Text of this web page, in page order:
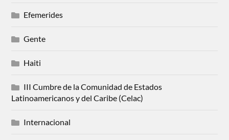
Efemerides
Gente
Haiti
III Cumbre de la Comunidad de Estados
Latinoamericanos y del Caribe (Celac)
Internacional